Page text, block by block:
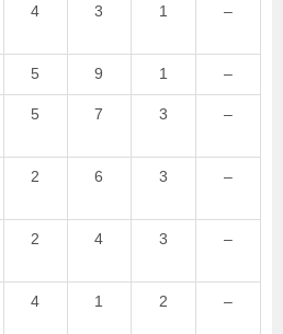
4 3 1 –
5 9 1 –
5 7 3 –
2 6 3 –
2 4 3 –
4 1 2 –